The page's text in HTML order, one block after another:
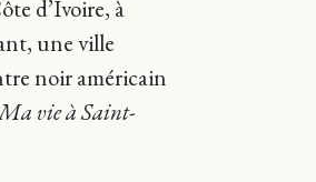
d’Ivoire, à
une ville
noir américain
vie à Saint-